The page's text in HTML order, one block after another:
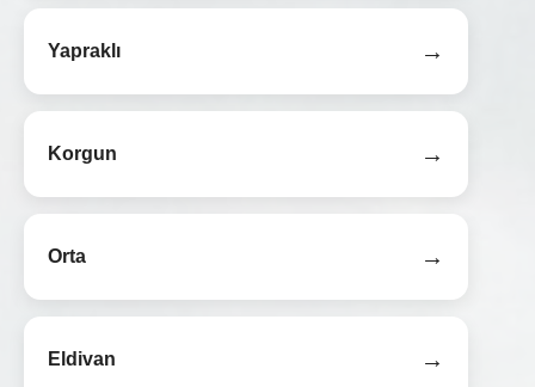
Yapraklı →
Korgun →
Orta →
Eldivan →